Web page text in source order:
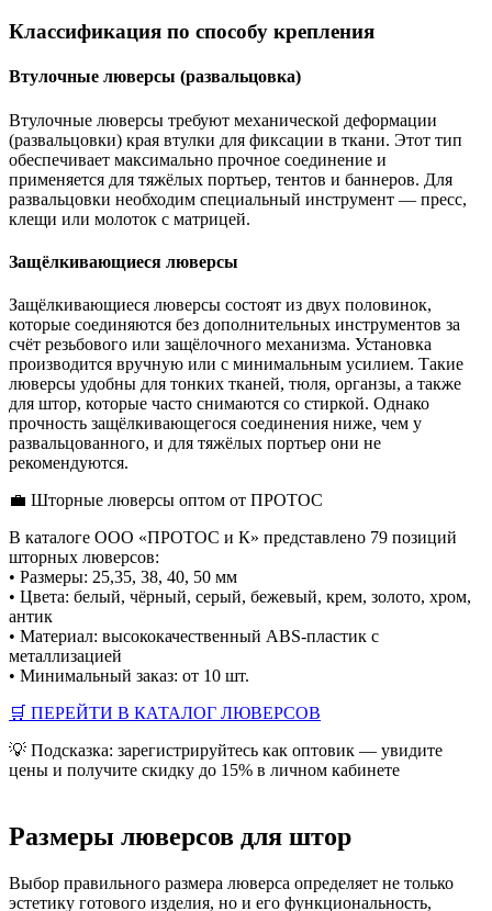
Классификация по способу крепления
Втулочные люверсы (развальцовка)
Втулочные люверсы требуют механической деформации
(развальцовки) края втулки для фиксации в ткани. Этот тип
обеспечивает максимально прочное соединение и
применяется для тяжёлых портьер, тентов и баннеров. Для
развальцовки необходим специальный инструмент — пресс,
клещи или молоток с матрицей.
Защёлкивающиеся люверсы
Защёлкивающиеся люверсы состоят из двух половинок,
которые соединяются без дополнительных инструментов за
счёт резьбового или защёлочного механизма. Установка
производится вручную или с минимальным усилием. Такие
люверсы удобны для тонких тканей, тюля, органзы, а также
для штор, которые часто снимаются со стиркой. Однако
прочность защёлкивающегося соединения ниже, чем у
развальцованного, и для тяжёлых портьер они не
рекомендуются.
💼 Шторные люверсы оптом от ПРОТОС
В каталоге ООО «ПРОТОС и К» представлено 79 позиций
шторных люверсов:
• Размеры: 25,35, 38, 40, 50 мм
• Цвета: белый, чёрный, серый, бежевый, крем, золото, хром,
антик
• Материал: высококачественный ABS-пластик с
металлизацией
• Минимальный заказ: от 10 шт.
🛒 ПЕРЕЙТИ В КАТАЛОГ ЛЮВЕРСОВ
💡 Подсказка: зарегистрируйтесь как оптовик — увидите
цены и получите скидку до 15% в личном кабинете
Размеры люверсов для штор
Выбор правильного размера люверса определяет не только
эстетику готового изделия, но и его функциональность,